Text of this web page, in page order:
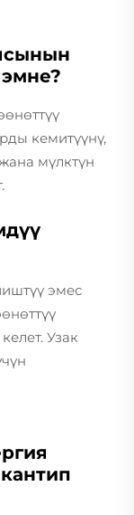
кемитүүнү,
мүлктүн
эмес
Узак